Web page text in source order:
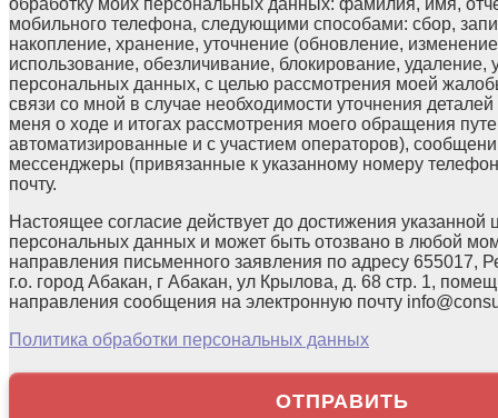
мобильного телефона, следующими способами: сбор,
накопление, хранение, уточнение (обновление,
использование, обезличивание, блокирование, удаление,
персональных данных, с целью рассмотрения моей
связи со мной в случае необходимости уточнения
меня о ходе и итогах рассмотрения моего обращения
автоматизированные и с участием операторов),
мессенджеры (привязанные к указанному номеру
почту.
Настоящее согласие действует до достижения указанной
персональных данных и может быть отозвано в любой
направления письменного заявления по адресу 655017,
г.о. город Абакан, г Абакан, ул Крылова, д. 68 стр. 1,
направления сообщения на электронную почту
Политика обработки персональных данных